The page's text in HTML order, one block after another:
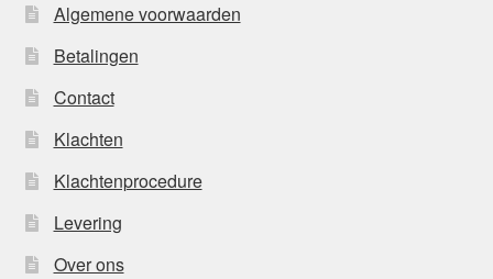
Algemene voorwaarden
Betalingen
Contact
Klachten
Klachtenprocedure
Levering
Over ons